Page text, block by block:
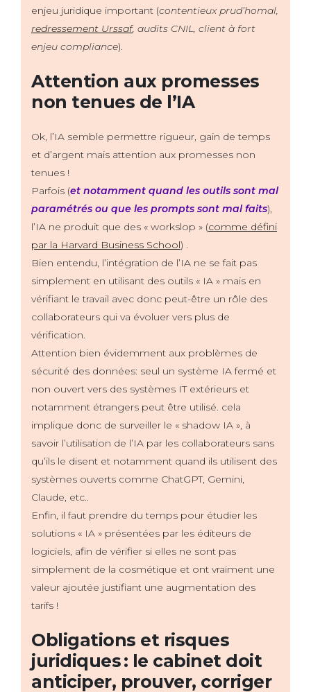
enjeu juridique important (contentieux prud’homal,
redressement Urssaf, audits CNIL, client à fort
enjeu compliance).
Attention aux promesses
non tenues de l’IA
Ok, l’IA semble permettre rigueur, gain de temps
et d’argent mais attention aux promesses non
tenues !
Parfois (et notamment quand les outils sont mal
paramétrés ou que les prompts sont mal faits),
l’IA ne produit que des « workslop » (comme défini
par la Harvard Business School) .
Bien entendu, l’intégration de l’IA ne se fait pas
simplement en utilisant des outils « IA » mais en
vérifiant le travail avec donc peut-être un rôle des
collaborateurs qui va évoluer vers plus de
vérification.
Attention bien évidemment aux problèmes de
sécurité des données: seul un système IA fermé et
non ouvert vers des systèmes IT extérieurs et
notamment étrangers peut être utilisé. cela
implique donc de surveiller le « shadow IA », à
savoir l’utilisation de l’IA par les collaborateurs sans
qu’ils le disent et notamment quand ils utilisent des
systèmes ouverts comme ChatGPT, Gemini,
Claude, etc..
Enfin, il faut prendre du temps pour étudier les
solutions « IA » présentées par les éditeurs de
logiciels, afin de vérifier si elles ne sont pas
simplement de la cosmétique et ont vraiment une
valeur ajoutée justifiant une augmentation des
tarifs !
Obligations et risques
juridiques : le cabinet doit
anticiper, prouver, corriger